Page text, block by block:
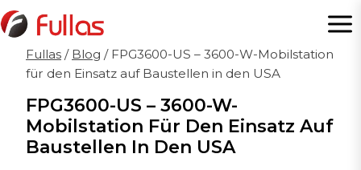
Zum
Inhalt
springen
Fullas / Blog / FPG3600-US – 3600-W-Mobilstation
für den Einsatz auf Baustellen in den USA
FPG3600-US – 3600-W-
Mobilstation Für Den Einsatz Auf
Baustellen In Den USA